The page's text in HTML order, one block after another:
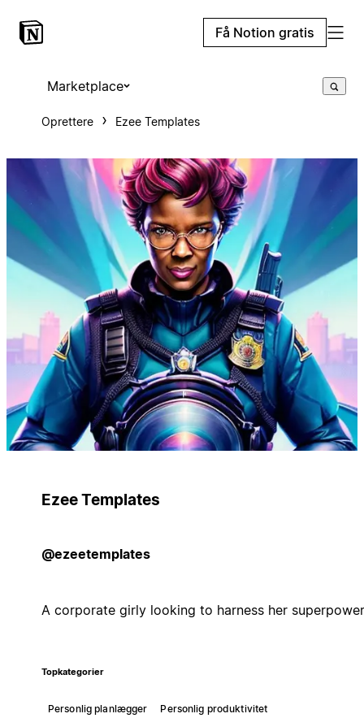
Få Notion gratis
Marketplace
Oprettere Ezee Templates
Ezee Templates
@ezeetemplates
A corporate girly looking to harness her
Topkategorier
Personlig planlægger
Personlig produktivitet